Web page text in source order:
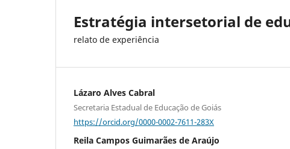
Estratégia intersetorial de
relato de experiência
Lázaro Alves Cabral
Secretaria Estadual de Educação de Goiás
https://orcid.org/0000-0002-7611-283X
Reila Campos Guimarães de Araújo